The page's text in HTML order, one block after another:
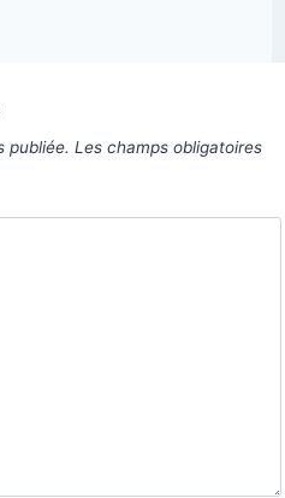
publiée. Les champs obligatoires